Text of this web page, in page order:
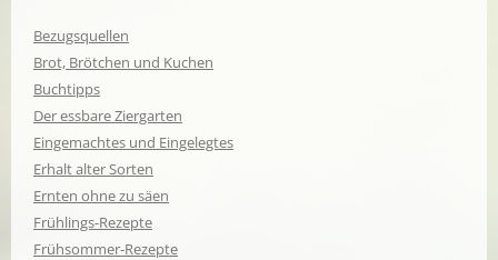
Bezugsquellen
Brot, Brötchen und Kuchen
Buchtipps
Der essbare Ziergarten
Eingemachtes und Eingelegtes
Erhalt alter Sorten
Ernten ohne zu säen
Frühlings-Rezepte
Frühsommer-Rezepte